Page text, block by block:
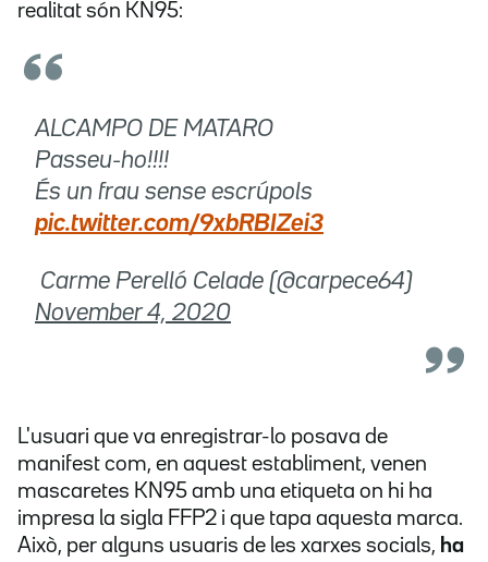
realitat són KN95:
ALCAMPO DE MATARO
Passeu-ho!!!!
És un frau sense escrúpols
pic.twitter.com/9xbRBIZei3
 Carme Perelló Celade (@carpece64)
November 4, 2020
L'usuari que va enregistrar-lo posava de
manifest com, en aquest establiment, venen
mascaretes KN95 amb una etiqueta on hi ha
impresa la sigla FFP2 i que tapa aquesta marca.
Això, per alguns usuaris de les xarxes socials, ha